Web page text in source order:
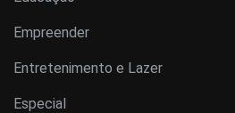
Empreender
Entretenimento e Lazer
Especial